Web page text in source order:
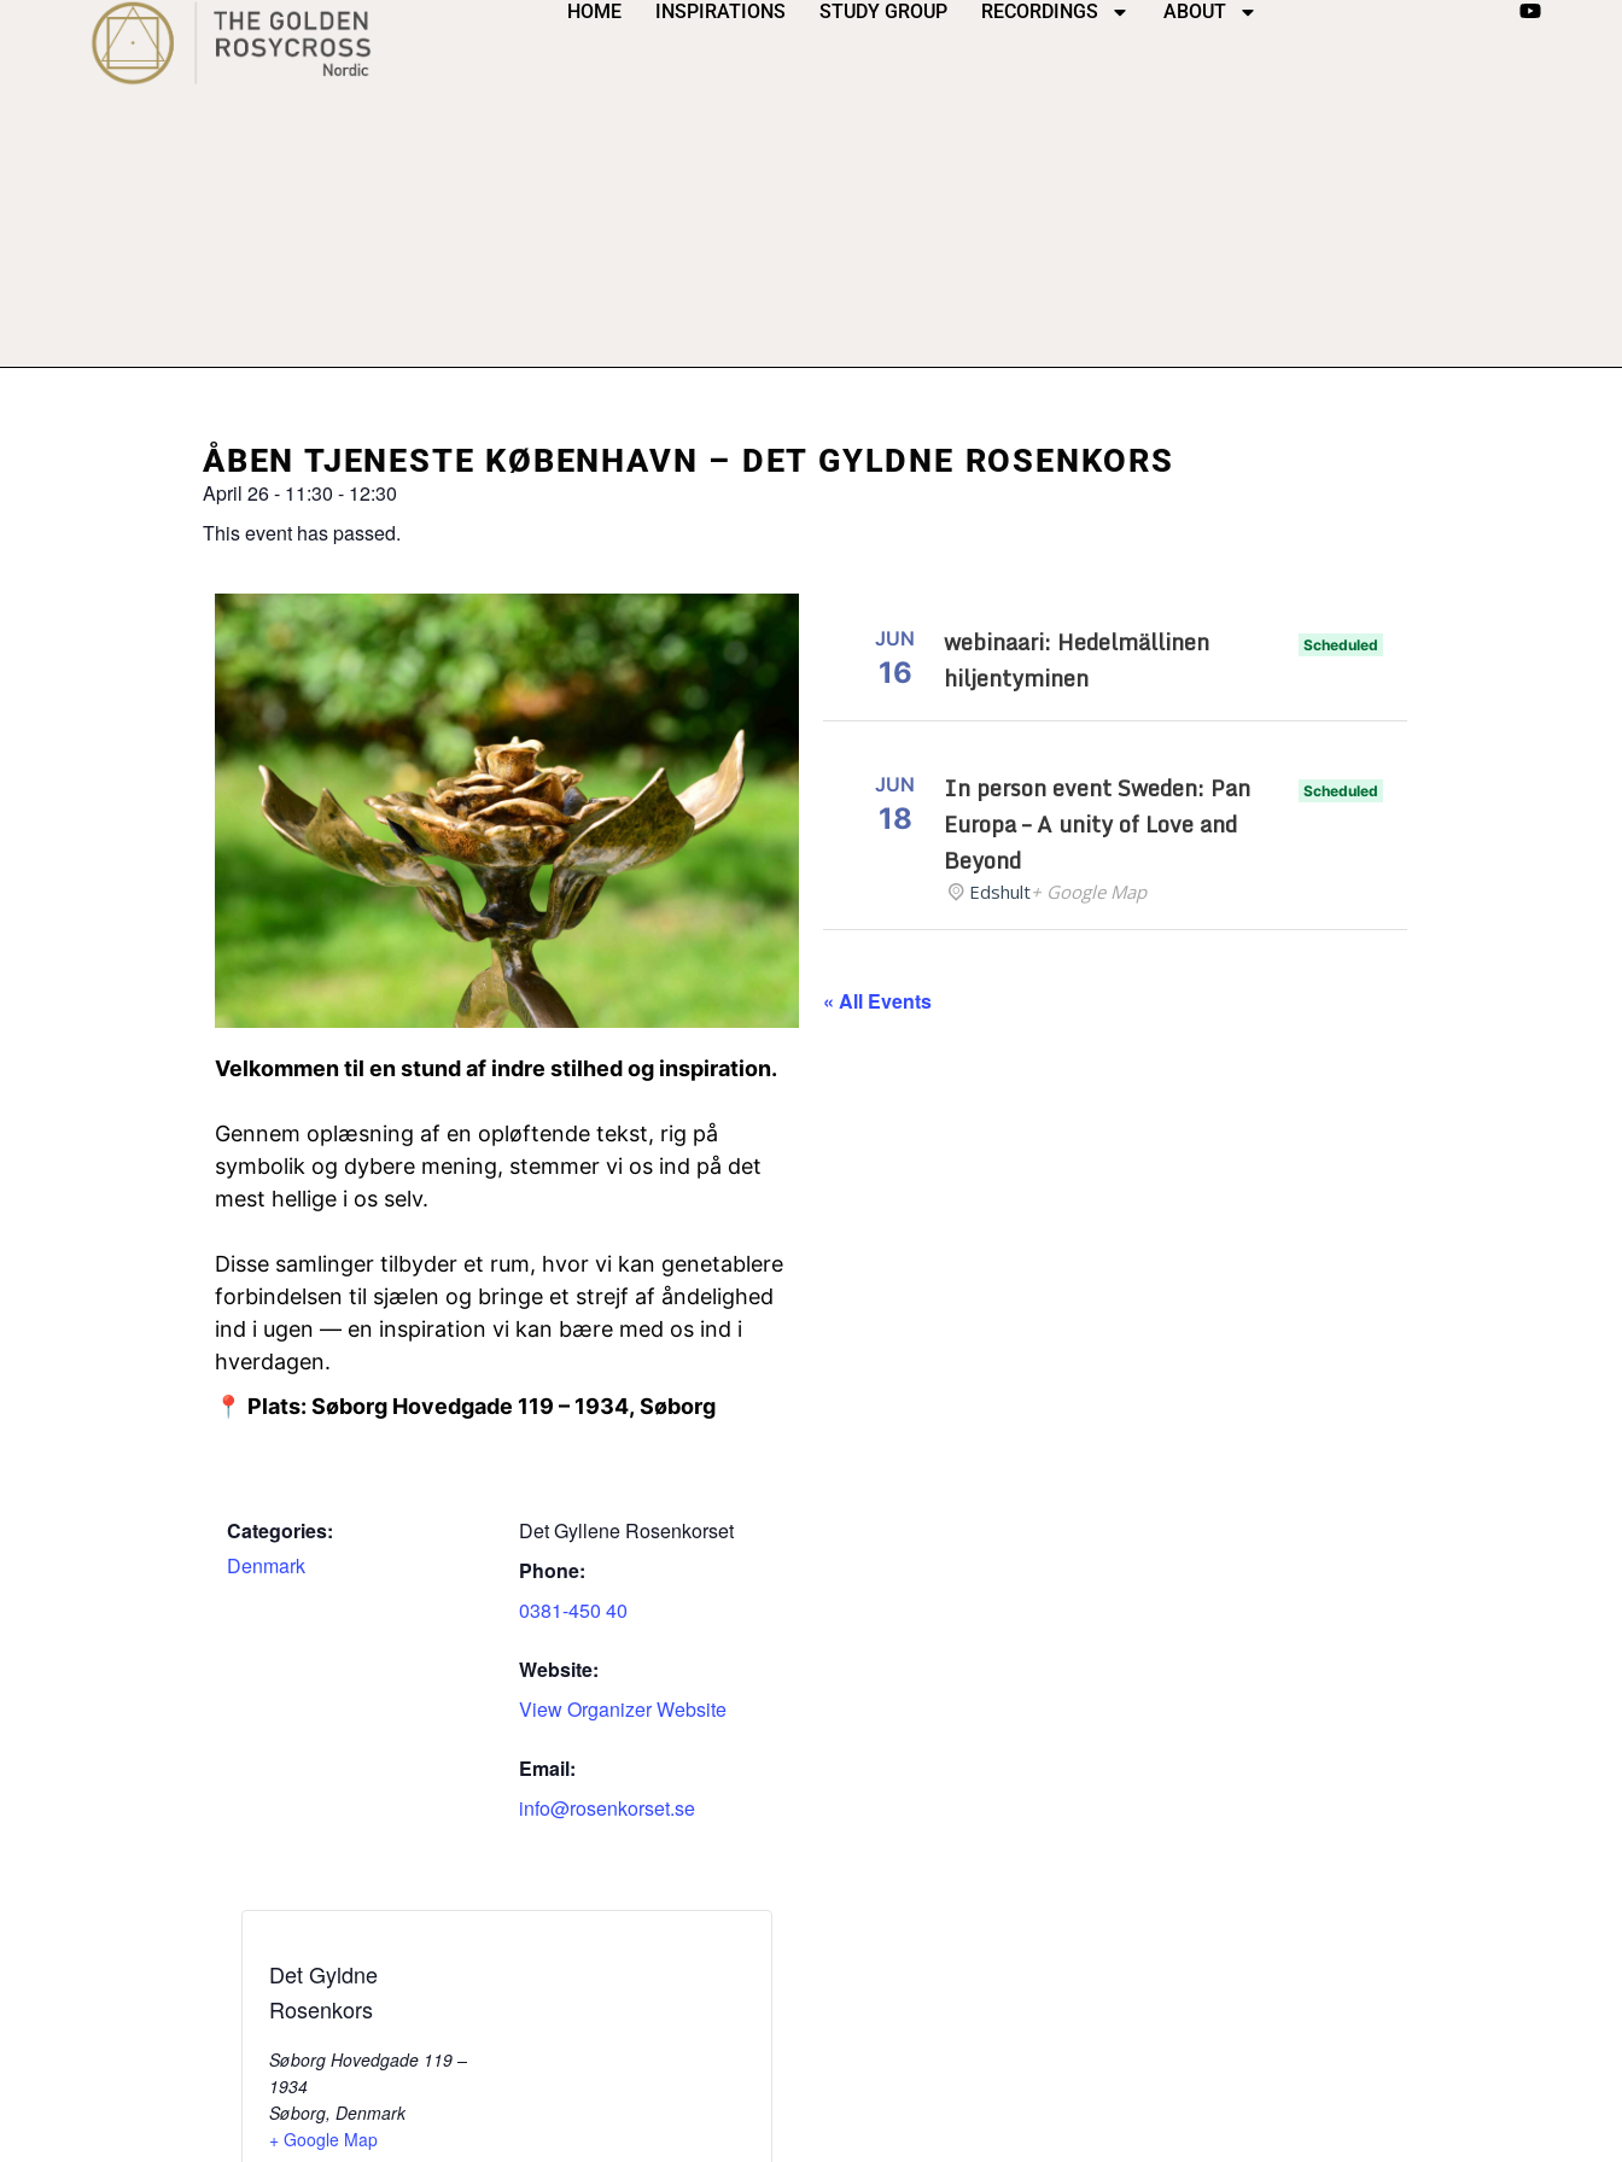
HOME INSPIRATIONS STUDY GROUP RECORDINGS ABOUT
ÅBEN TJENESTE KØBENHAVN – DET GYLDNE ROSENKORS
April 26- 11:30 - 12:30
This event has passed.
Velkommen til en stund af indre stilhed og inspiration.
Gennem oplæsning af en opløftende tekst, rig på
symbolik og dybere mening, stemmer vi os ind på det
mest hellige i os selv.
Disse samlinger tilbyder et rum, hvor vi kan genetablere
forbindelsen til sjælen og bringe et strejf af åndelighed
ind i ugen — en inspiration vi kan bære med os ind i
hverdagen.
📍 Plats: Søborg Hovedgade 119 – 1934, Søborg
Categories:
Denmark
Det Gyllene Rosenkorset
Phone:
0381-450 40
Website:
View Organizer Website
Email:
info@rosenkorset.se
Det Gyldne
Rosenkors
Søborg Hovedgade 119 –
1934
Søborg, Denmark
+ Google Map
JUN
16
webinaari: Hedelmällinen
hiljentyminen
Scheduled
JUN
18
In person event Sweden: Pan
Europa – A unity of Love and
Beyond
Scheduled
Edshult+ Google Map
« All Events